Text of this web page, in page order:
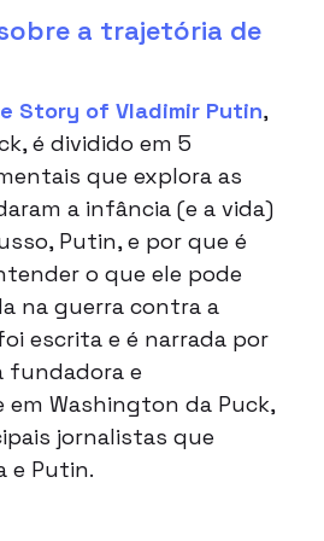
a trajetória de
Story of Vladimir Putin,
é dividido em 5
que explora as
a infância (e a vida)
Putin, e por que é
o que ele pode
na guerra contra a
escrita e é narrada por
fundadora e
Washington da Puck,
jornalistas que
e Putin.